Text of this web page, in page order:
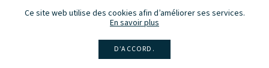
Ce site web utilise des cookies afin d’améliorer ses services.
En savoir plus
D’ACCORD.